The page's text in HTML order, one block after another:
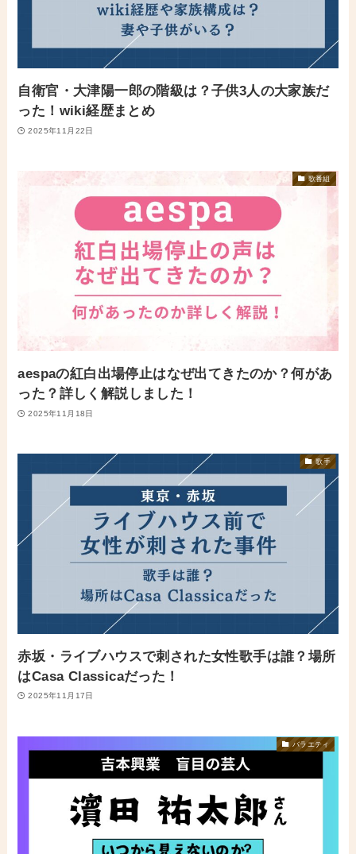
自衛官・大津陽一郎の階級は？子供3人の大家族だ
った！wiki経歴まとめ
2025年11月22日
歌番組
aespaの紅白出場停止はなぜ出てきたのか？何があ
った？詳しく解説しました！
2025年11月18日
歌手
赤坂・ライブハウスで刺された女性歌手は誰？場所
はCasa Classicaだった！
2025年11月17日
バラエティ